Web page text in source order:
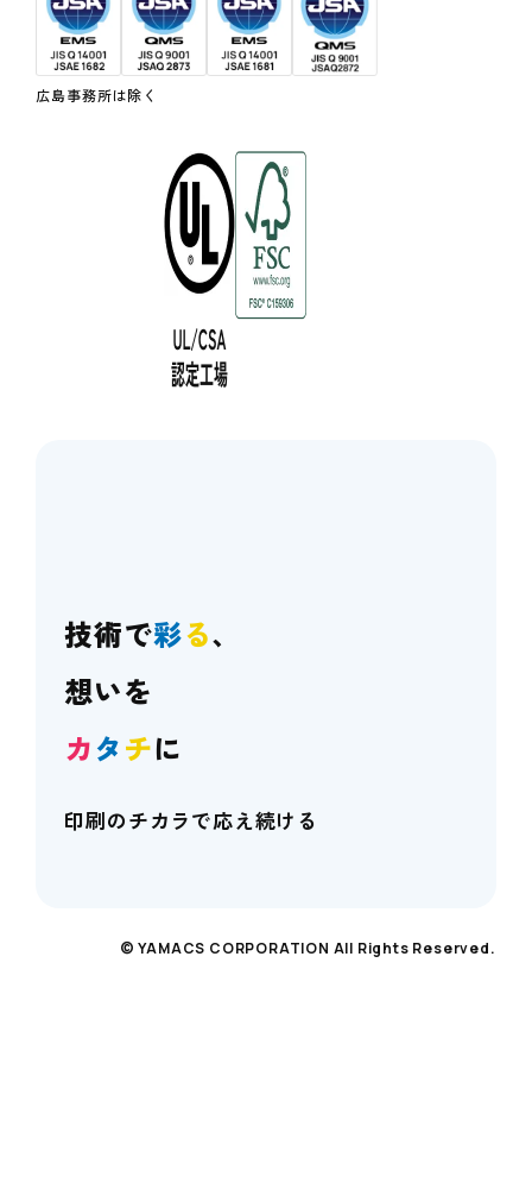
広島事務所は除く
技術で彩る、
想いを
カタチに
印刷のチカラで応え続ける
© YAMACS CORPORATION All Rights Reserved.